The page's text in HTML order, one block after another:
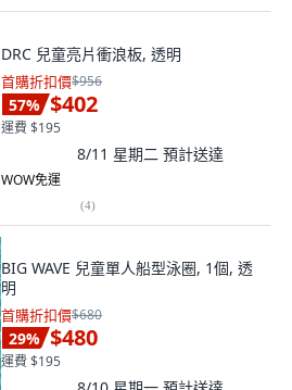
DRC 兒童亮片衝浪板, 透明
首購折扣價$956
57% $402
運費 $195
8/11 星期二 預計送達
WOW免運
(4)
BIG WAVE 兒童單人船型泳圈, 1個, 透
明
首購折扣價$680
29% $480
運費 $195